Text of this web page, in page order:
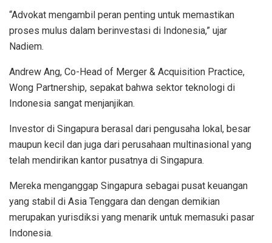
“Advokat mengambil peran penting untuk memastikan
proses mulus dalam berinvestasi di Indonesia,” ujar
Nadiem.
Andrew Ang, Co-Head of Merger & Acquisition Practice,
Wong Partnership, sepakat bahwa sektor teknologi di
Indonesia sangat menjanjikan.
Investor di Singapura berasal dari pengusaha lokal, besar
maupun kecil dan juga dari perusahaan multinasional yang
telah mendirikan kantor pusatnya di Singapura.
Mereka menganggap Singapura sebagai pusat keuangan
yang stabil di Asia Tenggara dan dengan demikian
merupakan yurisdiksi yang menarik untuk memasuki pasar
Indonesia.